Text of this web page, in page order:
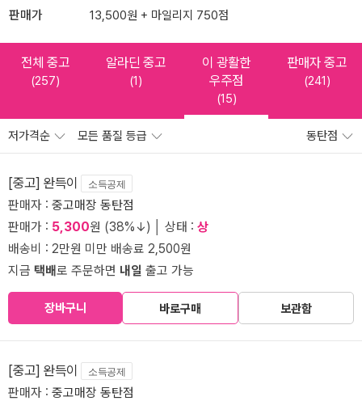
판매가 13,500원 + 마일리지 750점
전체 중고
(257)
알라딘 중고
(1)
이 광활한
우주점
(15)
판매자 중고
(241)
저가격순 모든 품질 등급 동탄점
[중고] 완득이 소득공제
판매자 : 중고매장 동탄점
판매가 : 5,300원 (38%↓) │ 상태 : 상
배송비 : 2만원 미만 배송료 2,500원
지금 택배로 주문하면 내일 출고 가능
장바구니 바로구매 보관함
[중고] 완득이 소득공제
판매자 : 중고매장 동탄점